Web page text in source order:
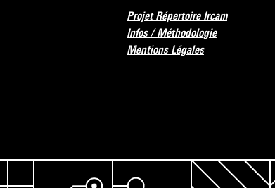
Projet Répertoire Ircam
Infos / Méthodologie
Mentions Légales